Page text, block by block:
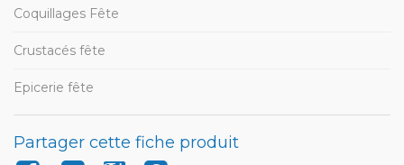
Coquillages Fête
Crustacés fête
Epicerie fête
Partager cette fiche produit